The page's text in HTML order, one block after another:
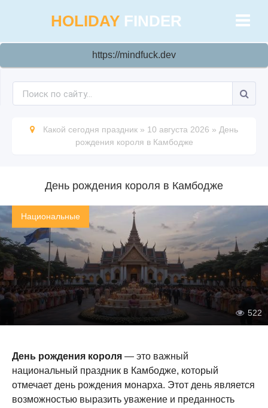
HOLIDAY FINDER
https://mindfuck.dev
Какой сегодня праздник » 10 августа 2026 » День
рождения короля в Камбодже
День рождения короля в Камбодже
Национальные
522
День рождения короля — это важный
национальный праздник в Камбодже, который
отмечает день рождения монарха. Этот день является
возможностью выразить уважение и преданность